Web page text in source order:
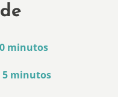
minutos
5 minutos